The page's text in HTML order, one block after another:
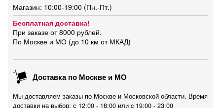
Магазин: 10:00-19:00 (Пн.-Пт.)
Бесплатная доставка!
При заказе от 8000 рублей.
По Москве и МО (до 10 км от МКАД)
Доставка по Москве и МО
Мы доставляем заказы по Москве и Московской области. Время
доставки на выбор: с 12:00 - 18:00 или c 19:00 - 23:00